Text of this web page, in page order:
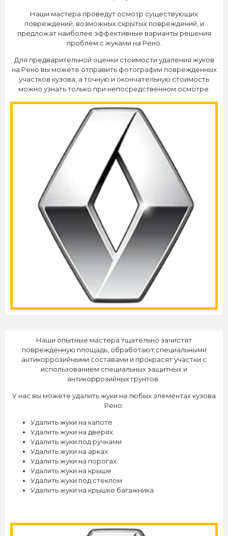
Наши мастера проведут осмотр существующих
повреждений, возможных скрытых повреждений, и
предложат наиболее эффективные варианты решения
проблем с жуками на Рено.
Для предварительной оценки стоимости удаления жуков
на Рено вы можете отправить фотографии поврежденных
участков кузова, а точную и окончательную стоимость
можно узнать только при непосредственном осмотре.
Наши опытные мастера тщательно зачистят
поврежденную площадь, обработают специальными
антикоррозийными составами и прокрасят участки с
использованием специальных защитных и
антикоррозийных грунтов.
У нас вы можете удалить жуки на любых элементах кузова
Рено:
Удалить жуки на капоте
Удалить жуки на дверях
Удалить жуки под ручками
Удалить жуки на арках
Удалить жуки на порогах
Удалить жуки на крыше
Удалить жуки под стеклом
Удалить жуки на крышке багажника